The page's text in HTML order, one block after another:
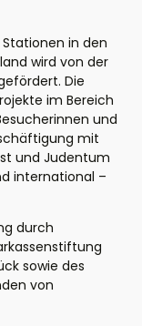
in den
wird von der
Die
im Bereich
und
mit
und Judentum
international –
durch
sowie des
von